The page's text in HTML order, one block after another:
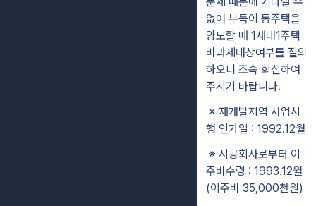
없어 부득이 동주택을
양도할 때 1새대1주택
비과세대상여부를 질의
하오니 조속 회신하여
주시기 바랍니다.
※ 재개발지역 사업시
행 인가일 : 1992.12월
※ 시공회사로부터 이
주비수령 : 1993.12월
(이주비 35,000천원)